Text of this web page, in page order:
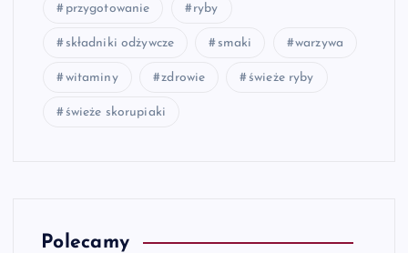
przygotowanie ryby
składniki odżywcze smaki warzywa
witaminy zdrowie świeże ryby
świeże skorupiaki
Polecamy